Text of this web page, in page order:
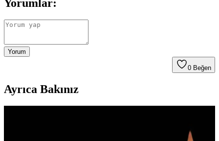
Yorumlar:
Yorum
0 Beğen
Ayrıca Bakınız